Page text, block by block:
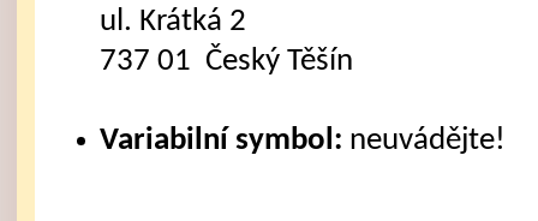
ul. Krátká 2
737 01 Český Těšín
Variabilní symbol: neuvádějte!